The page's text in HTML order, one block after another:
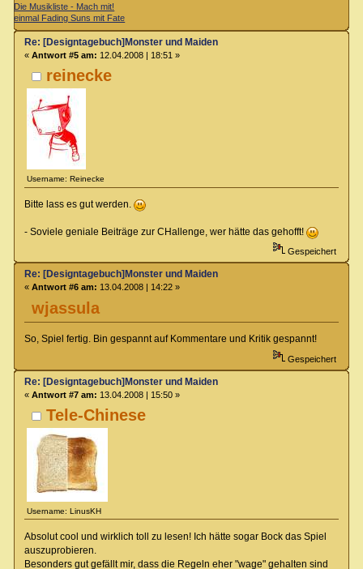
Die Musikliste - Mach mit!
einmal Fading Suns mit Fate
reinecke
Username: Reinecke
Re: [Designtagebuch]Monster und Maiden
« Antwort #5 am: 12.04.2008 | 18:51 »
Bitte lass es gut werden.
- Soviele geniale Beiträge zur CHallenge, wer hätte das gehofft!
Gespeichert
wjassula
Re: [Designtagebuch]Monster und Maiden
« Antwort #6 am: 13.04.2008 | 14:22 »
So, Spiel fertig. Bin gespannt auf Kommentare und Kritik gespannt!
Gespeichert
Tele-Chinese
Username: LinusKH
Re: [Designtagebuch]Monster und Maiden
« Antwort #7 am: 13.04.2008 | 15:50 »
Absolut cool und wirklich toll zu lesen! Ich hätte sogar Bock das Spiel
auszuprobieren.
Besonders gut gefällt mir, dass die Regeln eher "wage" gehalten sind